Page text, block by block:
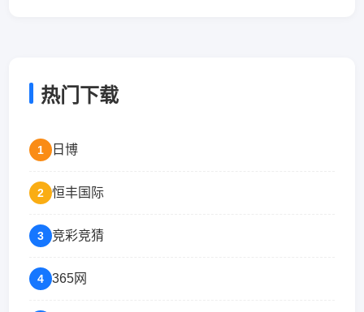
热门下载
1 日博
2 恒丰国际
3 竞彩竞猜
4 365网